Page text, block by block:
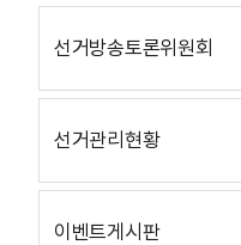
선거방송토론위원회
선거관리현황
이벤트게시판